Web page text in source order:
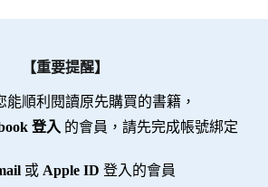
【重要提醒】
能順利閱讀原先購買的書籍，
登入 的會員，請先完成帳號綁定
或 Apple ID 登入的會員